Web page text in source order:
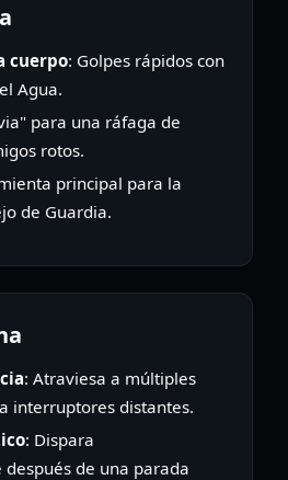
cuerpo: Golpes rápidos con
Agua.
para una ráfaga de
rotos.
principal para la
de Guardia.
: Atraviesa a múltiples
interruptores distantes.
: Dispara
de una parada